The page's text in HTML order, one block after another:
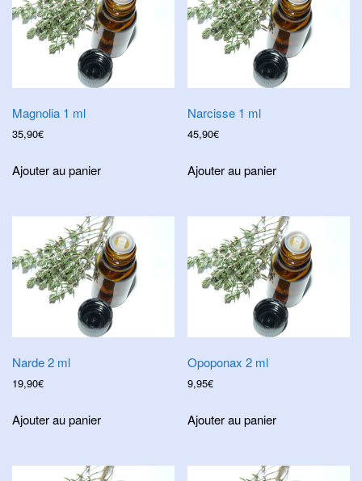
Magnolia 1 ml
35,90€
Ajouter au panier
Narcisse 1 ml
45,90€
Ajouter au panier
Narde 2 ml
19,90€
Ajouter au panier
Opoponax 2 ml
9,95€
Ajouter au panier